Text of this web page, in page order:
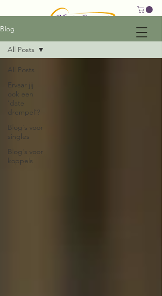
Blog
All Posts
Ervaar jij
ook een
'date
drempel'?
Blog's voor
singles
Blog's voor
koppels
All Posts